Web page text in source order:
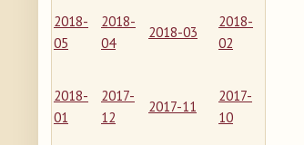
2018-
05
2018-
04
2018-03
2018-
02
2018-
01
2017-
12
2017-11
2017-
10